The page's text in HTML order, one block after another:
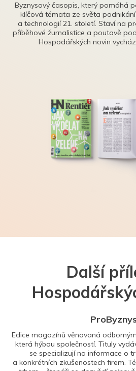
Byznysový časopis, který pomáhá
klíčová témata ze světa
a technologií 21. století. Staví na
příběhové žurnalistice a poutavě
Hospodářských novin
Další
Edice magazínů věnovaná
která hýbou společností. Tituly
se specializují na informace o
a konkrétních zkušenostech firem.